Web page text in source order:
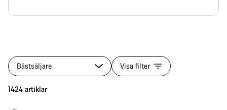
produkter
i
Canyon
Bästsäljare Visa filter
1424 artiklar